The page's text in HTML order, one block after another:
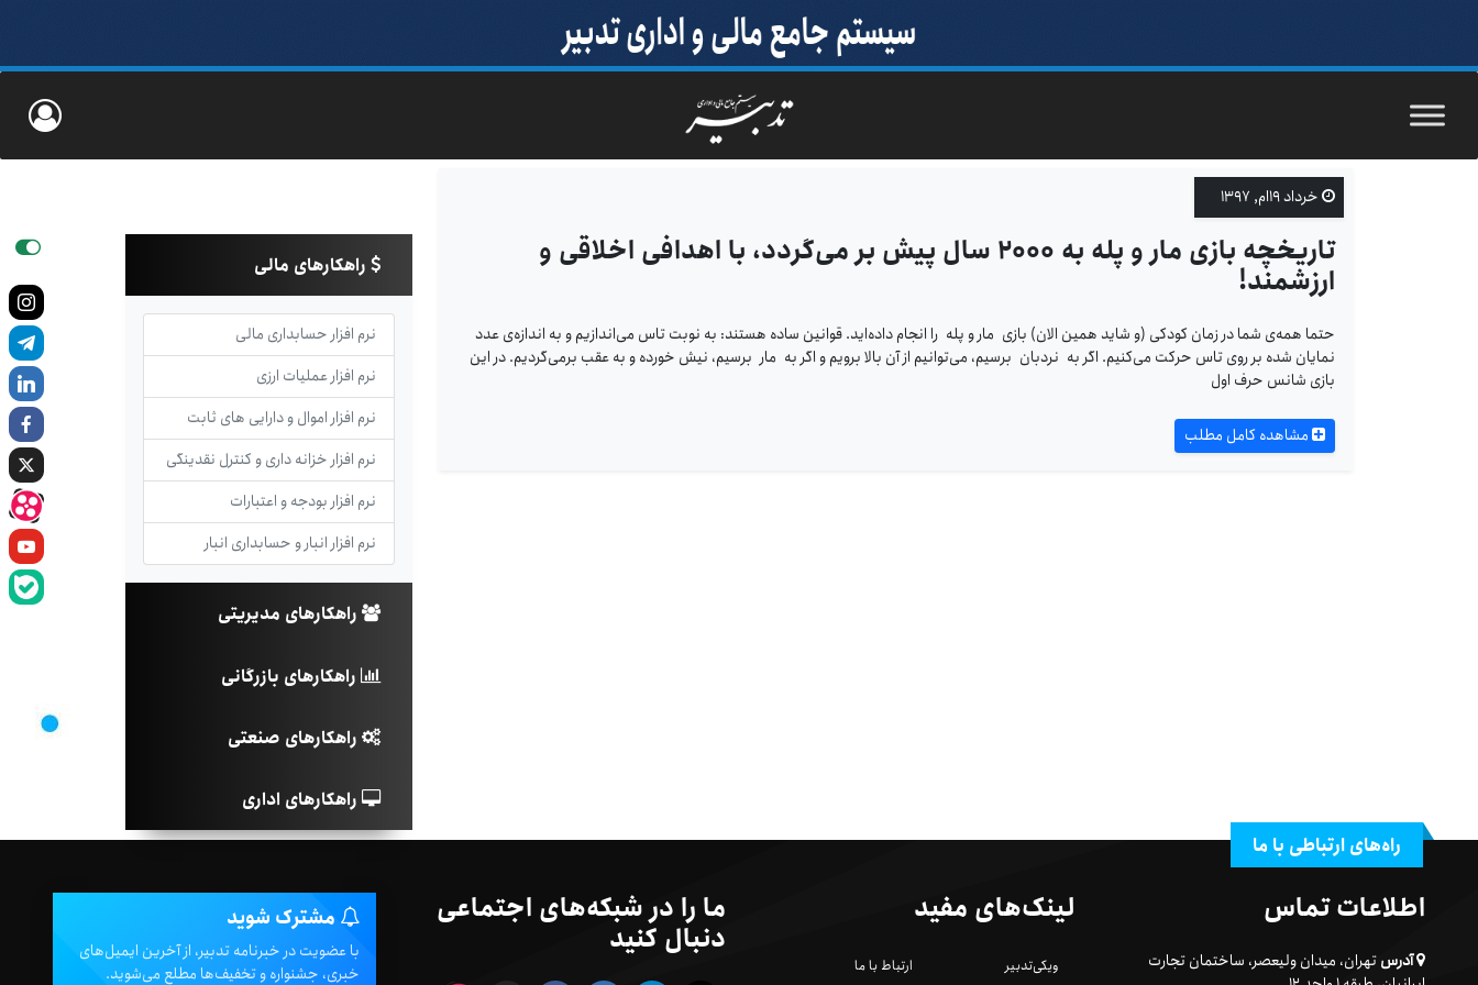
خرداد ۱۹ام, ۱۳۹۷
تاریخچه بازی مار و پله به ۲۰۰۰ سال پیش بر می‌گردد، با اهدافی اخلاقی و
ارزشمند!
حتما همه‌ی شما در زمان کودکی (و شاید همین الان) بازی مار و پله را انجام داده‌اید. قوانین ساده هستند: به نوبت تاس می‌اندازیم و به اندازه‌ی عدد
نمایان شده بر روی تاس حرکت می‌کنیم. اگر به نردبان برسیم، می‌توانیم از آن بالا برویم و اگر به مار برسیم، نیش خورده و به عقب برمی‌گردیم. در این
بازی شانس حرف اول
مشاهده کامل مطلب
راهکارهای مالی
نرم افزار حسابداری مالی
نرم افزار عملیات ارزی
نرم افزار اموال و دارایی های ثابت
نرم افزار خزانه داری و کنترل نقدینگی
نرم افزار بودجه و اعتبارات
نرم افزار انبار و حسابداری انبار
راهکارهای مدیریتی
راهکارهای بازرگانی
راهکارهای صنعتی
راهکارهای اداری
راه‌های ارتباطی با ما
اطلاعات تماس
آدرستهران، میدان ولیعصر، ساختمان تجارت
لینک‌های مفید
ویکی‌تدبیر ارتباط با ما
ما را در شبکه‌های اجتماعی
دنبال کنید مشترک شوید
با عضویت در خبرنامه تدبیر، از آخرین ایمیل‌های
خبری، جشنواره و تخفیف‌ها مطلع می‌شوید.